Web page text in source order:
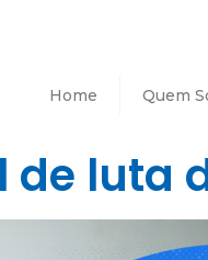
Home Quem
luta